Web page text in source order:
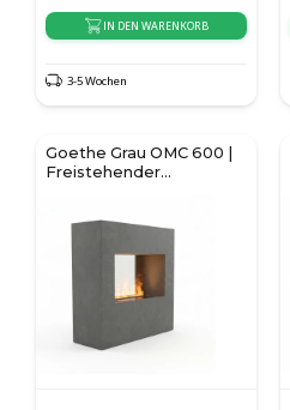
IN DEN WARENKORB
3-5 Wochen
Goethe Grau OMC 600 |
Freistehender